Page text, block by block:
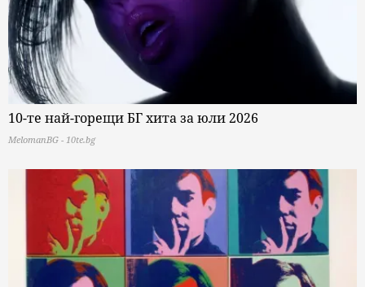
10-те най-горещи БГ хита за юли 2026
MelomanBG - 10te.bg